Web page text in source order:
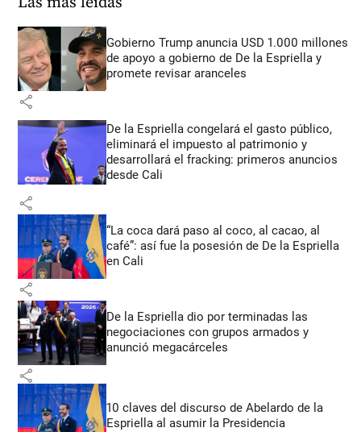
Gobierno Trump anuncia USD 1.000 millones
de apoyo a gobierno de De la Espriella y
promete revisar aranceles
share
De la Espriella congelará el gasto público,
eliminará el impuesto al patrimonio y
desarrollará el fracking: primeros anuncios
desde Cali
share
“La coca dará paso al coco, al cacao, al
café”: así fue la posesión de De la Espriella
en Cali
share
De la Espriella dio por terminadas las
negociaciones con grupos armados y
anunció megacárceles
share
10 claves del discurso de Abelardo de la
Espriella al asumir la Presidencia